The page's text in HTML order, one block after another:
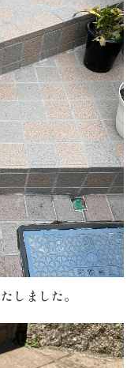
しました。